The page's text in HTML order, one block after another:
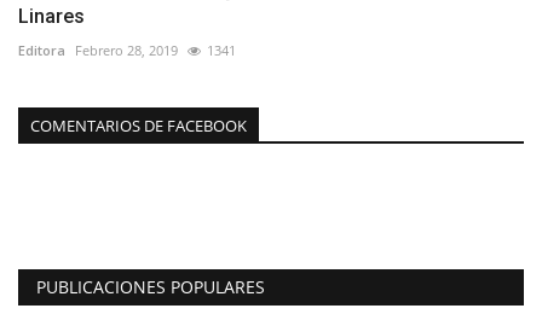
Linares
Editora Febrero 28, 2019 1341
COMENTARIOS DE FACEBOOK
PUBLICACIONES POPULARES